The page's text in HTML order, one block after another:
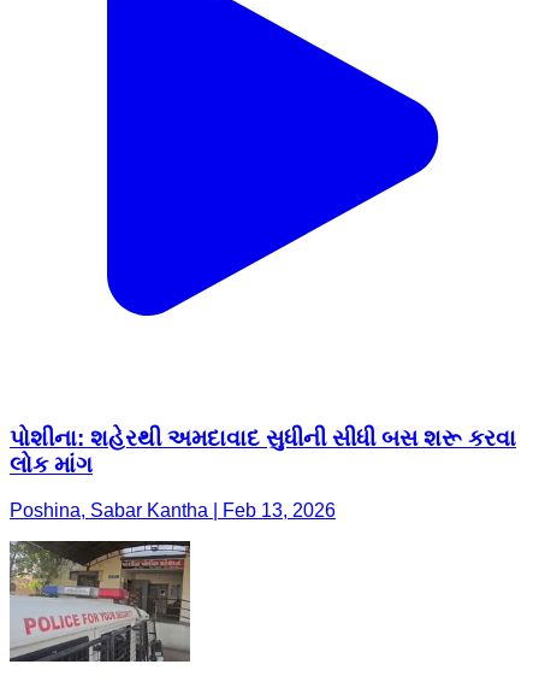
પોશીના: શહેરથી અમદાવાદ સુધીની સીધી બસ શરૂ કરવા
લોક માંગ
Poshina, Sabar Kantha | Feb 13, 2026